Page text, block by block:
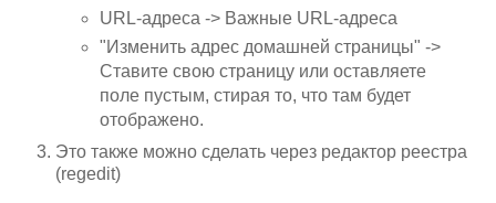
URL-адреса -> Важные URL-адреса
"Изменить адрес домашней страницы" ->
Ставите свою страницу или оставляете
поле пустым, стирая то, что там будет
отображено.
Это также можно сделать через редактор реестра
(regedit)